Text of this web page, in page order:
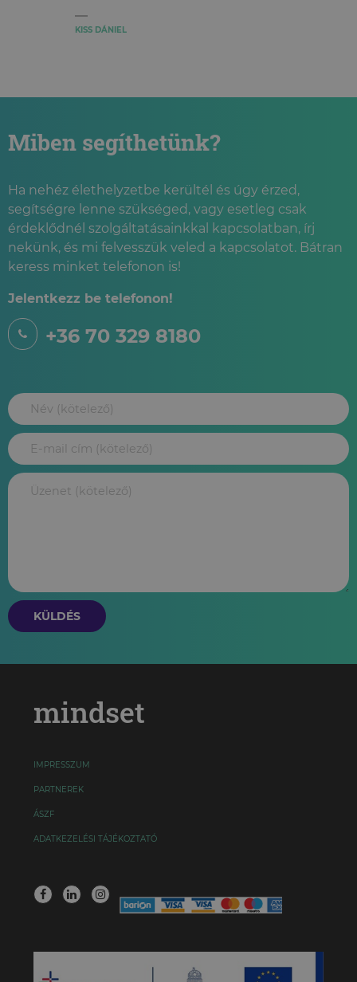
KISS DÁNIEL
Miben segíthetünk?
Ha nehéz élethelyzetbe kerültél és úgy érzed,
segítségre lenne szükséged, vagy esetleg csak
érdeklődnél szolgáltatásainkkal kapcsolatban, írj
nekünk, és mi felvesszük veled a kapcsolatot. Bátran
keress minket telefonon is!
Jelentkezz be telefonon!
+36 70 329 8180
KÜLDÉS
mindset
IMPRESSZUM
PARTNEREK
ÁSZF
ADATKEZELÉSI TÁJÉKOZTATÓ